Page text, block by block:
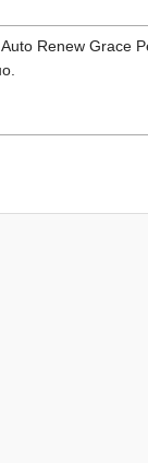
Renew Grace